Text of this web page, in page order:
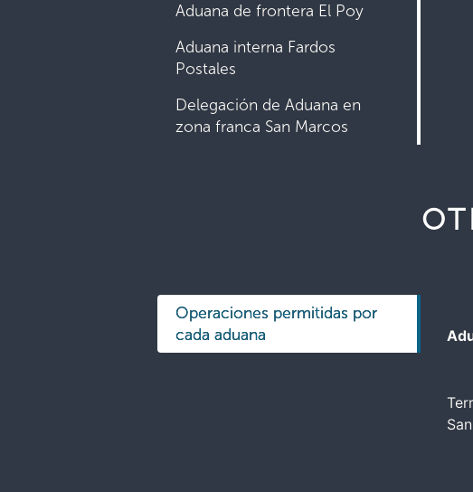
Aduana de frontera El Poy
Aduana interna Fardos
Postales
Delegación de Aduana en
zona franca San Marcos
Operaciones permitidas por
cada aduana